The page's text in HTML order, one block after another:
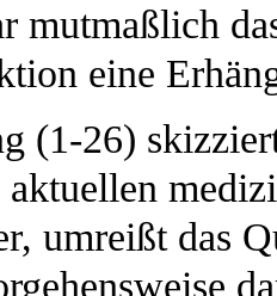
mutmaßlich
eine
(1-26)
umreißt das